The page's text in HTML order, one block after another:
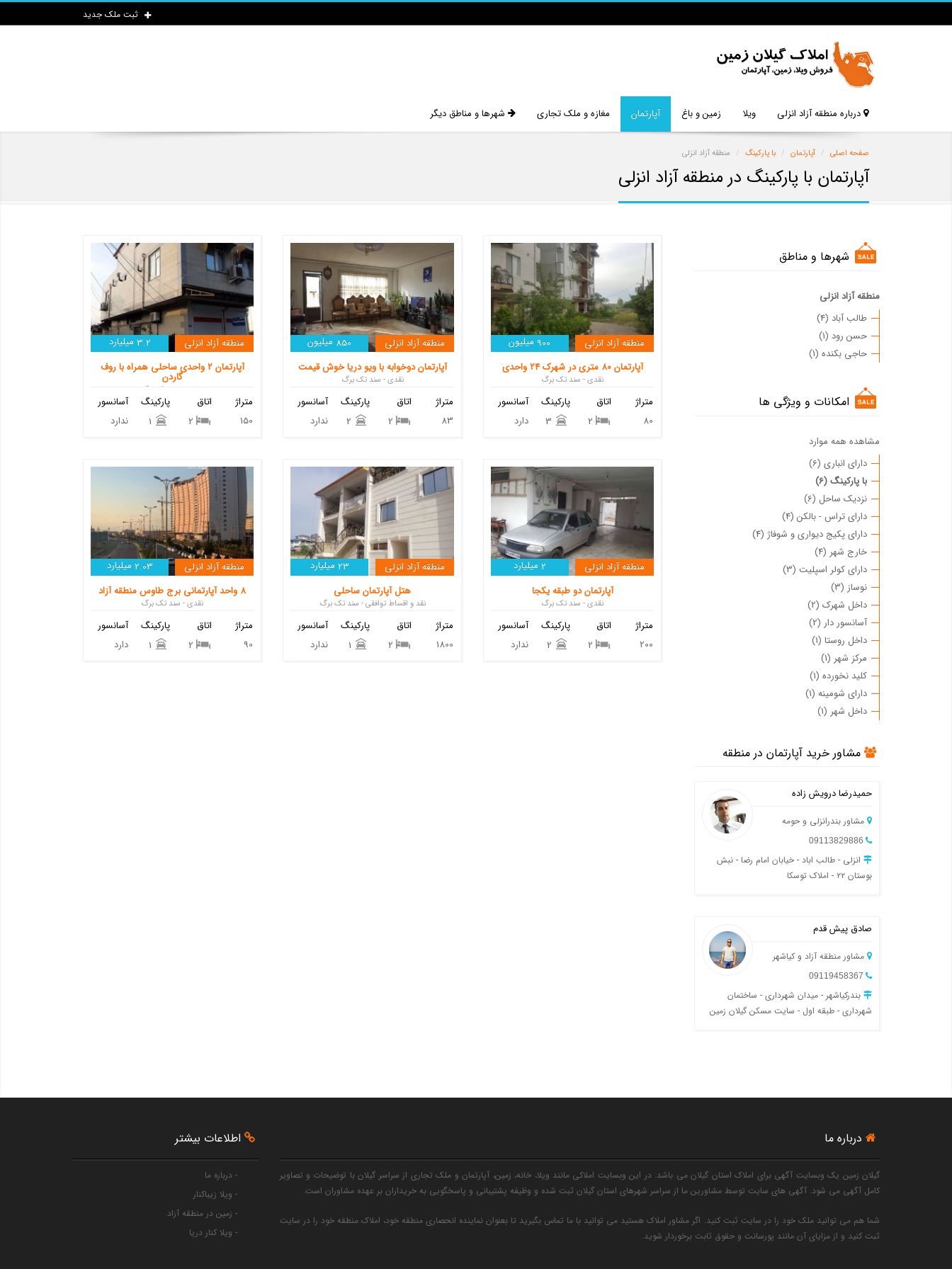
ثبت ملک جدید
درباره منطقه آزاد انزلی ویلا زمین و باغ آپارتمان مغازه و ملک تجاری شهرها و مناطق دیگر
صفحه اصلی آپارتمان با پارکینگ منطقه آزاد انزلی
آپارتمان با پارکینگ در منطقه آزاد انزلی
شهرها و مناطق
منطقه آزاد انزلی
طالب آباد (4)
حسن رود (1)
حاجی بکنده (1)
امکانات و ویژگی ها
مشاهده همه موارد
دارای انباری (6)
با پارکینگ (6)
نزدیک ساحل (6)
دارای تراس - بالکن (4)
دارای پکیج دیواری و شوفاژ (4)
خارج شهر (4)
دارای کولر اسپلیت (3)
نوساز (3)
داخل شهرک (2)
آسانسور دار (2)
داخل روستا (1)
مرکز شهر (1)
کلید نخورده (1)
دارای شومینه (1)
داخل شهر (1)
مشاور خرید آپارتمان در منطقه
حمیدرضا درویش زاده
مشاور بندرانزلی و حومه
انزلی - طالب اباد - خیابان امام رضا - نبش
بوستان ۲۲ - املاک توسکا
صادق پیش قدم
مشاور منطقه آزاد و کیاشهر
بندرکیاشهر - میدان شهرداری - ساختمان
شهرداری - طبقه اول - سایت مسکن گیلان زمین
3.2 میلیارد
منطقه آزاد انزلی
آپارتمان 2 واحدی ساحلی همراه با روف
گاردن
نقدی - سند تک برگ
آسانسور
ندارد
پارکینگ
اتاق
متراژ
150
850 میلیون
منطقه آزاد انزلی
آپارتمان دوخوابه با ویو دریا خوش قیمت
نقدی - سند تک برگ
آسانسور
ندارد
پارکینگ
اتاق
متراژ
83
900 میلیون
منطقه آزاد انزلی
آپارتمان 80 متری در شهرک 24 واحدی
نقدی - سند تک برگ
آسانسور
دارد
پارکینگ
اتاق
2
متراژ
80
2.03 میلیارد
منطقه آزاد انزلی
8 واحد آپارتمانی برج طاوس منطقه آزاد
نقدی - سند تک برگ
آسانسور
دارد
پارکینگ
اتاق
متراژ
90
23 میلیارد
منطقه آزاد انزلی
هتل آپارتمان ساحلی
نقد و اقساط توافقی - سند تک برگ
آسانسور
ندارد
پارکینگ
اتاق
متراژ
1800
2 میلیارد
منطقه آزاد انزلی
آپارتمان دو طبقه یکجا
نقدی - سند تک برگ
آسانسور
ندارد
پارکینگ
اتاق
2
متراژ
200
درباره ما
گیلان زمین یک وبسایت آگهی برای املاک استان گیلان می باشد. در این وبسایت املاکی مانند ویلا، خانه، زمین، آپارتمان و ملک تجاری از سراسر گیلان با توضیحات و تصاویر
کامل آگهی می شود. آگهی های سایت توسط مشاورین ما از سراسر شهرهای استان گیلان ثبت شده و وظیفه پشتیبانی و پاسخگویی به خریداران بر عهده مشاوران است.
شما هم می توانید ملک خود را در سایت ثبت کنید. اگر مشاور املاک هستید می توانید با ما تماس بگیرید تا بعنوان نماینده انحصاری منطقه خود، املاک منطقه خود را در سایت
ثبت کنید و از مزایای آن مانند پورسانت و حقوق ثابت برخوردار شوید.
اطلاعات بیشتر
- درباره ما
- ویلا زیباکنار
- زمین در منطقه آزاد
- ویلا کنار دریا